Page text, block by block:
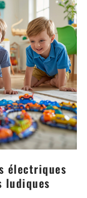
électriques
ludiques